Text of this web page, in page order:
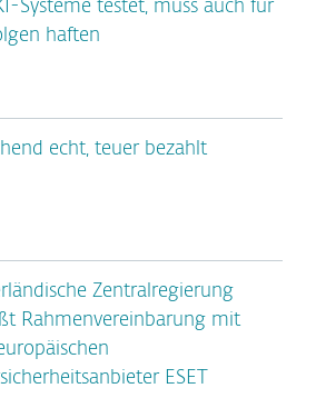
Systeme testet, muss auch für
haften
echt, teuer bezahlt
Zentralregierung
Rahmenvereinbarung mit
ESET